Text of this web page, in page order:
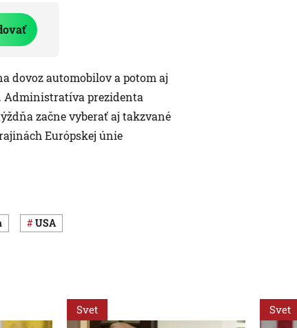
dovoz automobilov a potom aj
Administratíva prezidenta
začne vyberať aj takzvané
Európskej únie
USA
Svet Svet